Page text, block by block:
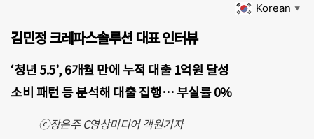
Korean ▼
김민정 크레파스솔루션 대표 인터뷰
‘청년 5.5’, 6개월 만에 누적 대출 1억원 달성
소비 패턴 등 분석해 대출 집행… 부실률 0%
ⓒ장은주 C영상미디어 객원기자